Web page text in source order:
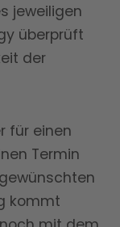
jeweiligen
überprüft
der
für einen
Termin
kommt